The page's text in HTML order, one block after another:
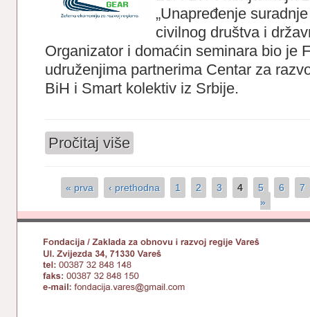
„Unapređenje
civilnog društva i
Organizator i domaćin seminara bio je
udruženjima partnerima Centar za
BiH i Smart kolektiv iz Srbije.
Pročitaj više
Stranice
« prva ‹ prethodna 1 2 3 4 5 6
7
»